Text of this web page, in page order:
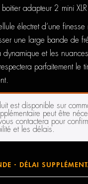
boitier adapteur 2 mini XLR
électret d’une finesse
une large bande de
dynamique et les
parfaitement le
est disponible sur
peut être
contactera pour
et les délais.
- DÉLAI